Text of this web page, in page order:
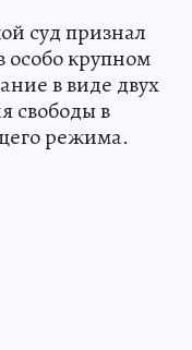
суд признал
крупном
в виде двух
свободы в
режима.